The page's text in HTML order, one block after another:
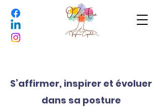
S’affirmer, inspirer et évoluer
dans sa posture